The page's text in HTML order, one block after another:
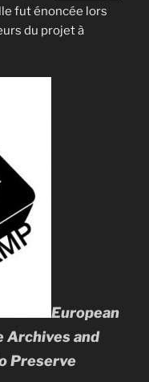
fut énoncée lors
du projet à
European
Archives and
Preserve